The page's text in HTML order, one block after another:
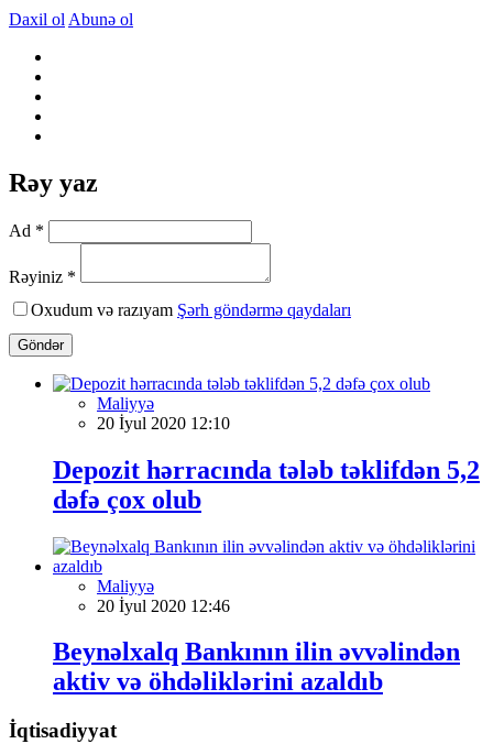
Daxil ol Abunə ol
Rəy yaz
Ad *
Rəyiniz *
Oxudum və razıyam Şərh göndərmə qaydaları
Göndər
Maliyyə
20 İyul 2020 12:10
Depozit hərracında tələb təklifdən 5,2
dəfə çox olub
Maliyyə
20 İyul 2020 12:46
Beynəlxalq Bankının ilin əvvəlindən
aktiv və öhdəliklərini azaldıb
İqtisadiyyat